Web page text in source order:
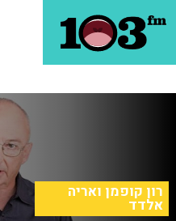
רון קופמן ואריה
אלדד